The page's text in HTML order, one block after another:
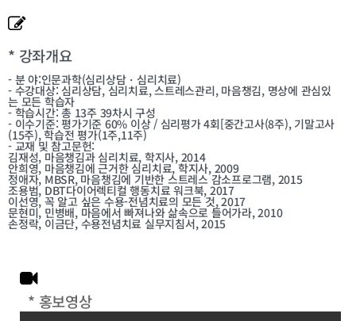
* 강좌개요
- 분 야:인문과학(심리상담・심리치료)
- 수강대상:심리상담, 심리치료, 스트레스관리, 마음챙김, 명상에 관심있
는 모든 학습자
-학습시간:총 13주 39차시 구성
- 이수기준: 평가기준 60% 이상 / 심리평가 4회[중간고사(8주), 기말고사
(15주), 학습전 평가(1주,11주)
- 교재 및 참고문헌:
김재성, 마음챙김과 심리치료, 학지사, 2014
안희영, 마음챙김에 근거한 심리치료, 학지사, 2009
정애자, MBSR, 마음챙김에 기반한 스트레스 감소프로그램, 2015
조용범, DBT다이어렉티컬 행동치료 워크북, 2017
이선영, 꼭 알고 싶은 수용-전념치료의 모든 것, 2017
문현미, 민병배, 마음에서 빠져나와 삶속으로 들어가라, 2010
손정락, 이금단, 수용전념치료 실무지침서, 2015
* 홍보영상